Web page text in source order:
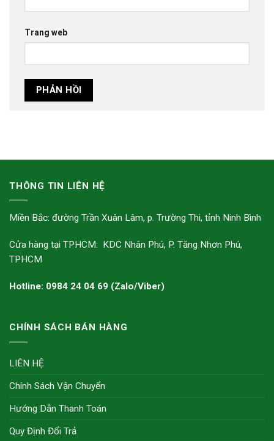
Trang web
THÔNG TIN LIÊN HỆ
Miền Bắc: đường Trần Xuân Lâm, p. Trường Thi, tỉnh Ninh Bình
Cửa hàng tại TPHCM: KDC Nhân Phú, P. Tăng Nhơn Phú,
TPHCM
Hotline: 0984 24 04 69 (Zalo/Viber)
CHÍNH SÁCH BÁN HÀNG
LIÊN HỆ
Chính Sách Vận Chuyển
Hướng Dẫn Thanh Toán
Quy Định Đổi Trả